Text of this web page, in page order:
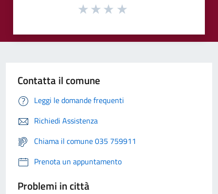
Contatta il comune
Leggi le domande frequenti
Richiedi Assistenza
Chiama il comune 035 759911
Prenota un appuntamento
Problemi in città